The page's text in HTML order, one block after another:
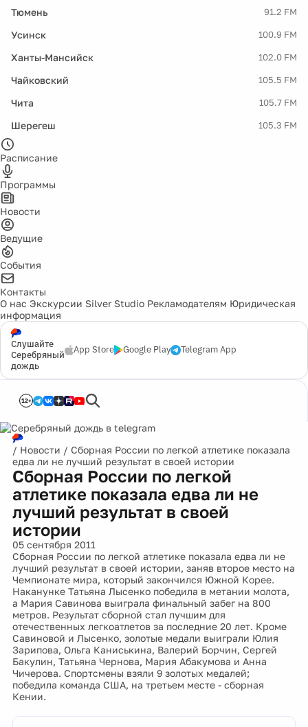
Тюмень 91.2 FM
Усинск 100.9 FM
Ханты-Мансийск 102.0 FM
Чайковский 105.5 FM
Чита 105.7 FM
Шерегеш 105.3 FM
Расписание
Программы
Новости
Ведущие
События
Контакты
О нас Экскурсии Silver Studio Рекламодателям Юридическая
информация
Слушайте
Серебряный
дождь
App Store Google Play Telegram App
12+
/ Новости / Сборная России по легкой атлетике показала
едва ли не лучший результат в своей истории
Сборная России по легкой
атлетике показала едва ли не
лучший результат в своей
истории
05 сентября 2011
Сборная России по легкой атлетике показала едва ли не
лучший результат в своей истории, заняв второе место на
Чемпионате мира, который закончился Южной Корее.
Наканунке Татьяна Лысенко победила в метании молота,
а Мария Савинова выиграла финальный забег на 800
метров. Результат сборной стал лучшим для
отечественных легкоатлетов за последние 20 лет. Кроме
Савиновой и Лысенко, золотые медали выиграли Юлия
Зарипова, Ольга Каниськина, Валерий Борчин, Сергей
Бакулин, Татьяна Чернова, Мария Абакумова и Анна
Чичерова. Спортсмены взяли 9 золотых медалей;
победила команда США, на третьем месте - сборная
Кении.